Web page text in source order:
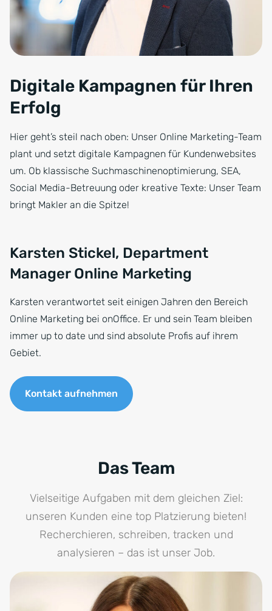
Digitale Kampagnen für Ihren
Erfolg
Hier geht’s steil nach oben: Unser Online Marketing-Team
plant und setzt digitale Kampagnen für Kundenwebsites
um. Ob klassische Suchmaschinenoptimierung, SEA,
Social Media-Betreuung oder kreative Texte: Unser Team
bringt Makler an die Spitze!
Karsten Stickel, Department
Manager Online Marketing
Karsten verantwortet seit einigen Jahren den Bereich
Online Marketing bei onOffice. Er und sein Team bleiben
immer up to date und sind absolute Profis auf ihrem
Gebiet.
Kontakt aufnehmen
Das Team
Vielseitige Aufgaben mit dem gleichen Ziel:
unseren Kunden eine top Platzierung bieten!
Recherchieren, schreiben, tracken und
analysieren – das ist unser Job.